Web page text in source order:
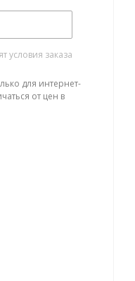
условия заказа
для интернет-
от цен в